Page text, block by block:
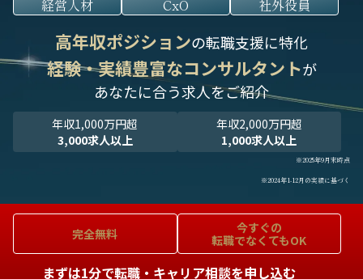
経営人材 CxO 社外役員
高年収ポジションの転職支援に特化
経験・実績豊富なコンサルタントが
あなたに合う求人をご紹介
年収1,000万円超
3,000求人以上
年収2,000万円超
1,000求人以上
※2025年9月末時点
※2024年1-12月の実績に基づく
完全無料
今すぐの
転職でなくてもOK
まずは1分で転職・キャリア相談を申し込む